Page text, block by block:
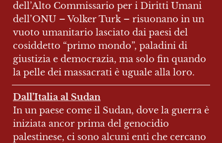
dell’Alto Commissario per i Diritti Umani
dell’ONU – Volker Turk – risuonano in un
vuoto umanitario lasciato dai paesi del
cosiddetto “primo mondo”, paladini di
giustizia e democrazia, ma solo fin quando
la pelle dei massacrati è uguale alla loro.
Dall’Italia al Sudan
In un paese come il Sudan, dove la guerra è
iniziata ancor prima del genocidio
palestinese, ci sono alcuni enti che cercano